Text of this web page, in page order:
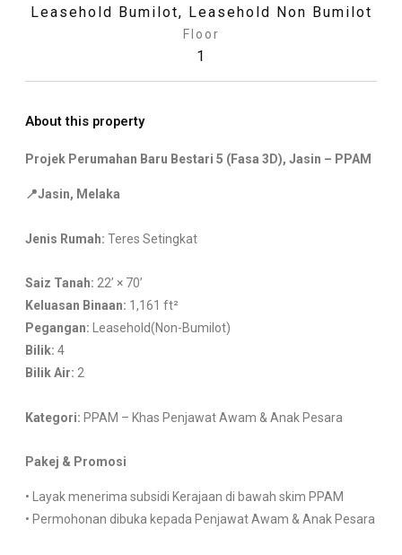
Leasehold Bumilot, Leasehold Non Bumilot
Floor
1
About this property
Projek Perumahan Baru Bestari 5 (Fasa 3D), Jasin – PPAM
📍Jasin, Melaka
Jenis Rumah: Teres Setingkat
Saiz Tanah: 22’ × 70’
Keluasan Binaan: 1,161 ft²
Pegangan: Leasehold(Non-Bumilot)
Bilik: 4
Bilik Air: 2
Kategori: PPAM – Khas Penjawat Awam & Anak Pesara
Pakej & Promosi
• Layak menerima subsidi Kerajaan di bawah skim PPAM
• Permohonan dibuka kepada Penjawat Awam & Anak Pesara